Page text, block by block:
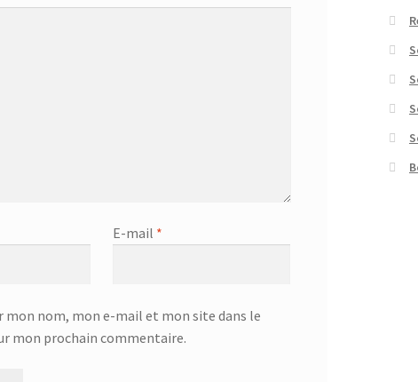
E-mail *
mon nom, mon e-mail et mon site dans le
mon prochain commentaire.